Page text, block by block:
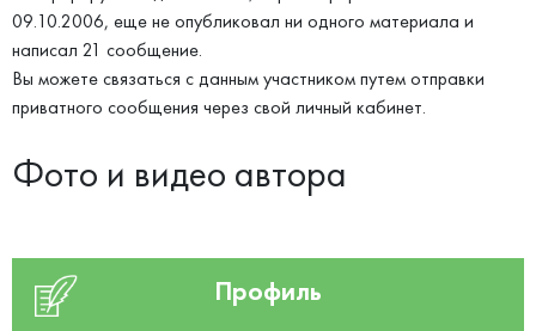
09.10.2006, еще не опубликовал ни одного материала и
написал 21 сообщение.
Вы можете связаться с данным участником путем отправки
приватного сообщения через свой личный кабинет.
Фото и видео автора
Профиль